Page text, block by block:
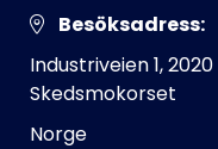
Besöksadress:
Industriveien 1, 2020
Skedsmokorset
Norge